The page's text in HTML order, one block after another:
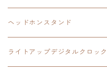
置くだけスピーカー
モバイルバッテリー
碧の軌跡：改
創の軌跡
閃の軌跡Ⅲ
ソーラーパネル
イースⅨ
零の軌跡：改
サンリオ
ワンピース
ヘッドホンスタンド
閃の軌跡Ⅳ
ライトアップデジタルクロック